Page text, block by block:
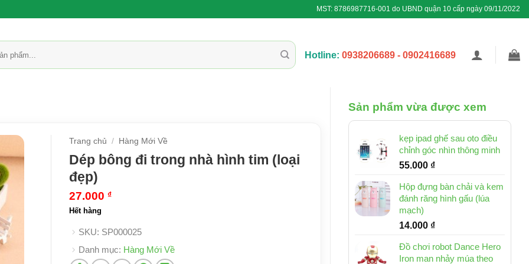
MST: 8786987716-001 do UBND quận 10 cấp ngày 09/11/2022
Hotline: 0938206689 - 0902416689
Sản phẩm vừa được xem
kẹp ipad ghế sau oto điều
chỉnh góc nhìn thông minh
55.000 ₫
Hộp đựng bàn chải và kem
đánh răng hình gấu (lúa
mạch)
14.000 ₫
Đồ chơi robot Dance Hero
Iron man nhảy múa theo
Trang chủ / Hàng Mới Về
Dép bông đi trong nhà hình tim (loại
đẹp)
27.000 ₫
Hết hàng
SKU: SP000025
Danh mục: Hàng Mới Về